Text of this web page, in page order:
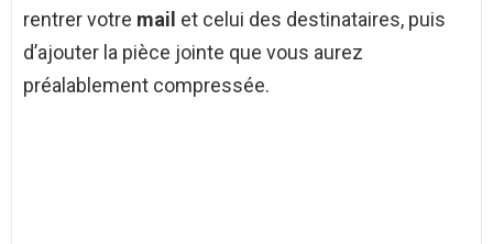
rentrer votre mail et celui des destinataires, puis
d’ajouter la pièce jointe que vous aurez
préalablement compressée.